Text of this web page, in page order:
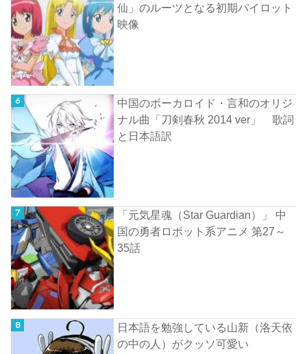
仙」のルーツとなる初期パイロット
映像
中国のボーカロイド・言和のオリジ
ナル曲「刀剣春秋 2014 ver」 歌詞
と日本語訳
「元気星魂（Star Guardian）」 中
国の勇者ロボット系アニメ 第27～
35話
日本語を勉強している山新（洛天依
の中の人）がクッソ可愛い